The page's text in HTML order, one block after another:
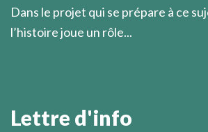
Dans le projet qui se prépare à ce
l’histoire joue un rôle...
Lettre d'info